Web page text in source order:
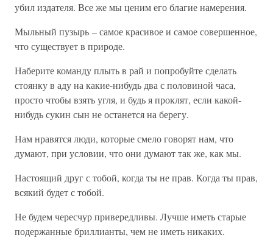
убил издателя. Все же мы ценим его благие намерения.
Мыльный пузырь – самое красивое и самое совершенное,
что существует в природе.
Наберите команду плыть в рай и попробуйте сделать
стоянку в аду на какие-нибудь два с половиной часа,
просто чтобы взять угля, и будь я проклят, если какой-
нибудь сукин сын не останется на берегу.
Нам нравятся люди, которые смело говорят нам, что
думают, при условии, что они думают так же, как мы.
Настоящий друг с тобой, когда ты не прав. Когда ты прав,
всякий будет с тобой.
Не будем чересчур привередливы. Лучше иметь старые
подержанные бриллианты, чем не иметь никаких.